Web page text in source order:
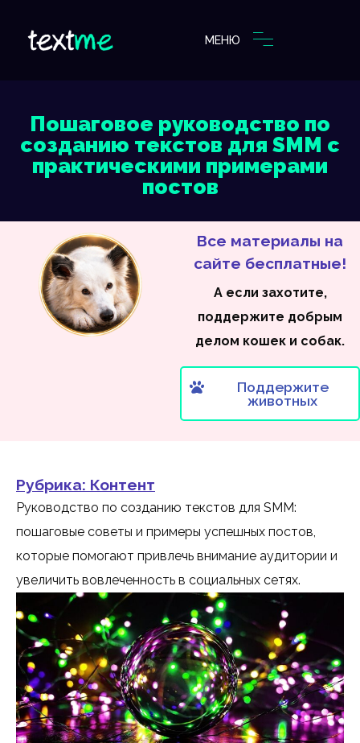
МЕНЮ
Пошаговое руководство по
созданию текстов для SMM с
практическими примерами
постов
Все материалы на
сайте бесплатные!
А если захотите,
поддержите добрым
делом кошек и собак.
Поддержите
животных
Рубрика: Контент
Руководство по созданию текстов для SMM:
пошаговые советы и примеры успешных постов,
которые помогают привлечь внимание аудитории и
увеличить вовлеченность в социальных сетях.